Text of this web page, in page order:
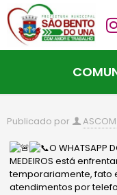
Publicado por
O WHATSAPP
MEDEIROS está
temporariamente, fato
atendimentos por